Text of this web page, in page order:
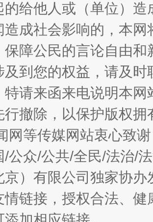
金库”的免责幌子
亿！段成刚被判无期 从幼
的给他人或（单位）
造成社会影响的，本
保障公民的言论自由
及到您的权益，请及
特请来函来电说明本
行撤除，以保护版权
网等传媒网站衷心致
/公众/公共/全民/法治/
京）有限公司独家协
情链接，授权合法、